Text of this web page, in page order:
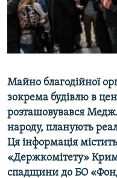
ВІДЕОУРОКИ «ELIFBE»
СВІДЧЕННЯ ОКУПАЦІЇ
УКРАЇНСЬКА ПРОБЛЕМА
Русский
Qırımtatar
Усі сайти RFE/RL
Майно благодійної
зокрема будівлю в
розташовувався
народу, планують
Ця інформація
«Держкомітету»
спадщини до БО